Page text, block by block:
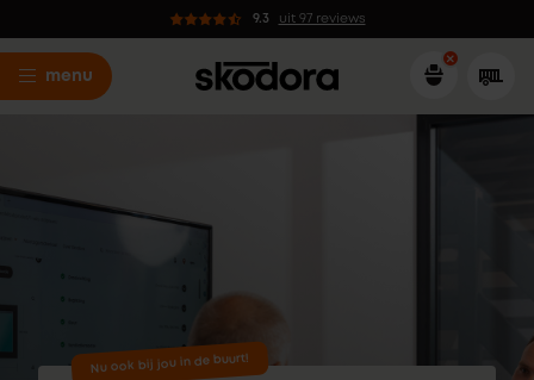
9.3 uit 97 reviews
menu
Nu ook bij jou in de buurt!